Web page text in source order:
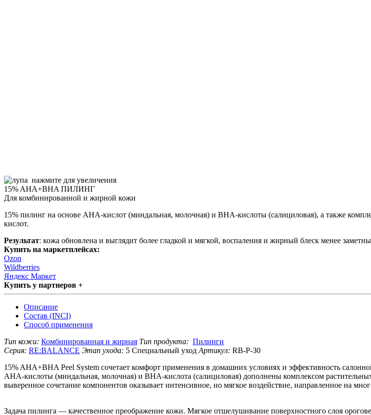
нажмите для увеличения
15% AHA+BHA ПИЛИНГ
Для комбинированной и жирной кожи
15% пилинг на основе АНА-кислот (миндальная, молочная) и ВНА-кислоты (салициловая), а также
кислот.
Результат: кожа обновлена и выглядит более гладкой и мягкой, воспаления и жирный блеск менее заметны
Купить на маркетплейсах:
Ozon
Wildberries
Яндекс Маркет
Купить у партнеров +
Описание
Состав (INCI)
Способ применения
Тип кожи: Комбинированная и жирная Тип продукта: Пилинги
Серия: RE:BALANCE Этап ухода: 5 Специальный уход Артикул: RB-P-30
15% AHA+BHA Peel System сочетает комфорт применения в домашних условиях и эффективность
АНА-кислоты (миндальная, молочная) и ВНА-кислота (салициловая) дополнены комплексом
выверенное сочетание компонентов оказывает интенсивное, но мягкое воздействие, направленное на
Задача пилинга — качественное преображение кожи. Мягкое отшелушивание поверхностного слоя